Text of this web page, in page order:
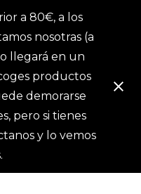
a 80€, a los
nosotras (a
llegará en un
productos
demorarse
pero si tienes
y lo vemos